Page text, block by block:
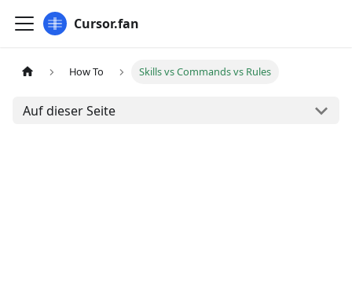
Cursor.fan
How To Skills vs Commands vs Rules
Auf dieser Seite